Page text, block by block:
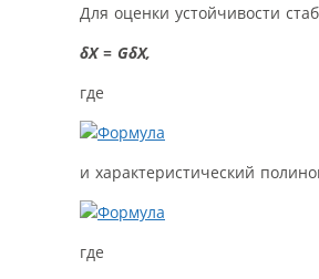
Для оценки устойчивости
δХ =
где
и характеристический
где